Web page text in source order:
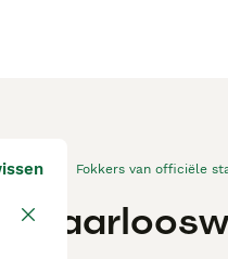
Fokkers van officiële